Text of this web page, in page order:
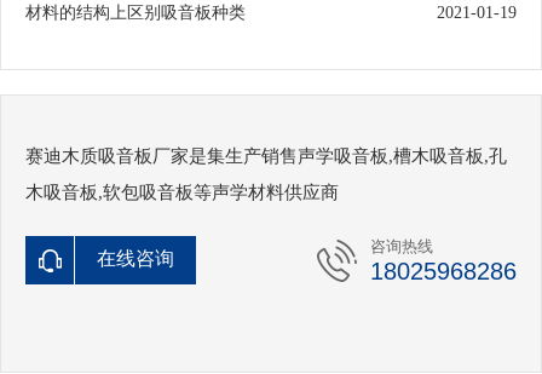
材料的结构上区别吸音板种类
2021-01-19
赛迪木质吸音板厂家是集生产销售声学吸音板,槽木吸音板,孔
木吸音板,软包吸音板等声学材料供应商
在线咨询
咨询热线
18025968286